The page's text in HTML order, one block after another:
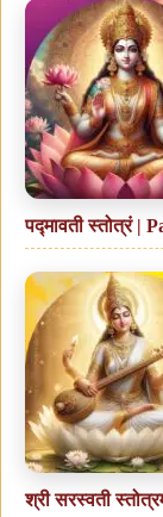
पद्मावती स्तोत्रं |
श्री सरस्वती